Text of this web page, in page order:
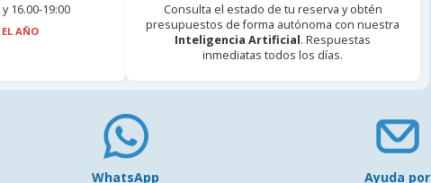
16.00-19:00
AÑO
Consulta el estado de tu reserva y obtén
presupuestos de forma autónoma con nuestra
Inteligencia Artificial. Respuestas
inmediatas todos los días.
WhatsApp
Ayuda por